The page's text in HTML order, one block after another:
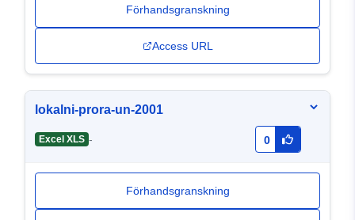
Förhandsgranskning
Access URL
lokalni-prora-un-2001
Excel XLS - 0
Förhandsgranskning